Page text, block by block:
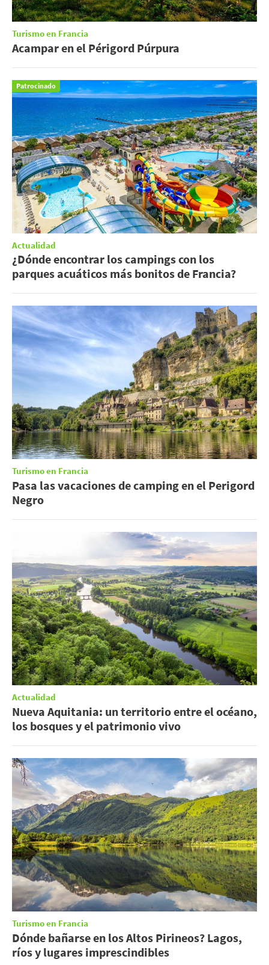
Turismo en Francia
Acampar en el Périgord Púrpura
Patrocinado
Actualidad
¿Dónde encontrar los campings con los
parques acuáticos más bonitos de Francia?
Turismo en Francia
Pasa las vacaciones de camping en el Perigord
Negro
Actualidad
Nueva Aquitania: un territorio entre el océano,
los bosques y el patrimonio vivo
Turismo en Francia
Dónde bañarse en los Altos Pirineos? Lagos,
ríos y lugares imprescindibles